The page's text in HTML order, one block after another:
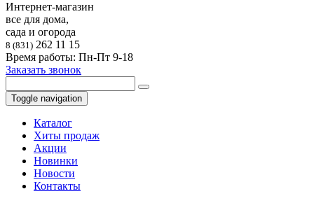
Интернет-магазин
все для дома,
сада и огорода
8 (831) 262 11 15
Время работы: Пн-Пт 9-18
Заказать звонок
Toggle navigation
Каталог
Хиты продаж
Акции
Новинки
Новости
Контакты